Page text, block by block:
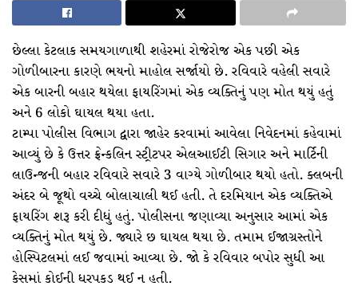
છેલ્લા કેટલાક સમયગાળાથી શહેરમાં રોજેરોજ એક પછી એક
ગોળીબારના કારણે ભયનો માહોલ સર્જાયો છે. રવિવારે વહેલી સવારે
એક બારની બહાર થયેલા ફાયરિંગમાં એક વ્યક્તિનું પણ મોત થયું હતું
અને 6 લોકો ઘાયલ થયા હતા.
ટામ્પા પોલીસ વિભાગ દ્વારા જાહેર કરવામાં આવેલા નિવેદનમાં કહેવામાં
આવ્યું છે કે ઉત્તર ફ્રેન્કલિન સ્ટ્રીટપર એલઆઈટી સિગાર અને માર્ટિની
લાઉન્જની બહાર રવિવારે સવારે 3 વાગ્યે ગોળીબાર થયો હતો. ક્લબની
અંદર બે જૂથો વચ્ચે બોલાચાલી થઈ હતી. તે દરમિયાન એક વ્યક્તિએ
ફાયરિંગ શરૂ કરી દીધું હતું. પોલીસના જણાવ્યા અનુસાર આમાં એક
વ્યક્તિનું મોત થયું છે. જ્યારે છ ઘાયલ થયા છે. તમામ ઈજાગ્રસ્તોને
હોસ્પિટલમાં લઈ જવામાં આવ્યા છે. જો કે રવિવાર બપોર સુધી આ
કેસમાં કોઈની ધરપકડ થઈ ન હતી.